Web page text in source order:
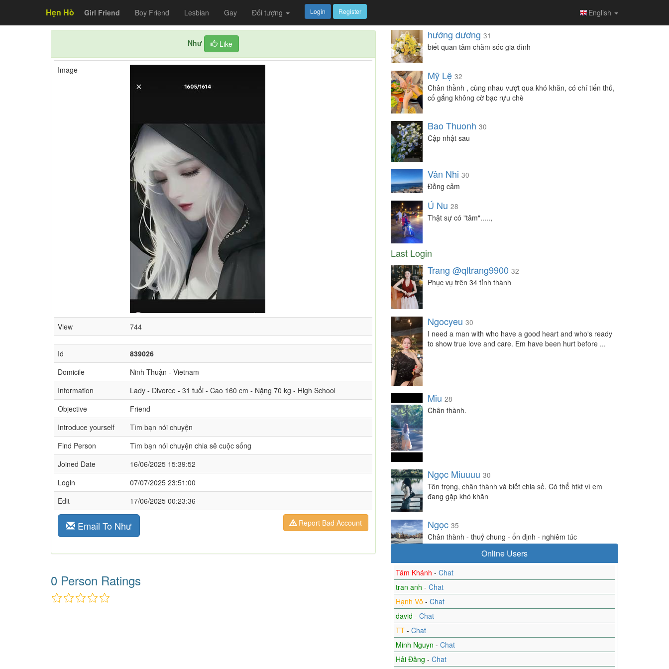
Hẹn Hò Girl Friend Boy Friend Lesbian Gay Đối tượng Login Register English
Như Like
Image
View 744
Id
839026
Domicile
Ninh Thuận - Vietnam
Information
Lady - Divorce - 31 tuổi - Cao 160 cm - Nặng 70 kg - High School
Objective
Friend
Introduce yourself
Tìm bạn nói chuyện
Find Person
Tìm bạn nói chuyện chia sẽ cuộc sống
Joined Date
16/06/2025 15:39:52
Login
07/07/2025 23:51:00
Edit
17/06/2025 00:23:36
Email To Như Report Bad Account
0 Person Ratings
hướng dương 31
biết quan tâm chăm sóc gia đình
Mỹ Lệ 32
Chân thầnh , cùng nhau vượt qua khó khăn, có chí tiến thủ,
cố gắng không cờ bạc rựu chè
Bao Thuonh 30
Cập nhật sau
Vân Nhi 30
Đồng cảm
Ú Nu 28
Thật sự có "tâm".....,
Last Login
Trang @qltrang9900 32
Phục vụ trên 34 tỉnh thành
Ngocyeu 30
I need a man with who have a good heart and who's ready
to show true love and care. Em have been hurt before ...
Miu 28
Chân thành.
Ngọc Miuuuu 30
Tôn trọng, chân thành và biết chia sẻ. Có thể htkt vì em
đang gặp khó khăn
Ngọc 35
Chân thành - thuỷ chung - ổn định - nghiêm túc
Online Users
Tâm Khánh - Chat
tran anh - Chat
Hạnh Võ - Chat
david - Chat
TT - Chat
Minh Nguyn - Chat
Hải Đăng - Chat